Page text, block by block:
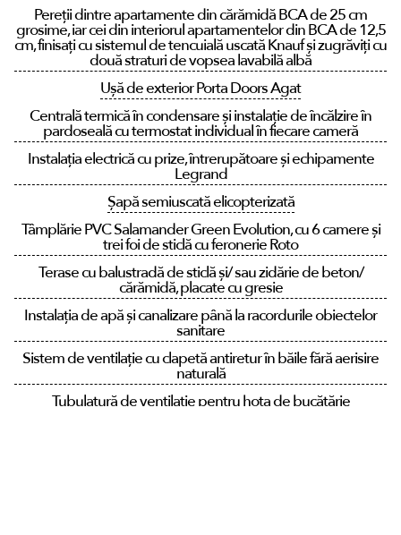
Pereții dintre apartamente din cărămidă BCA de 25 cm
grosime, iar cei din interiorul apartamentelor din BCA de 12,5
cm, finisați cu sistemul de tencuială uscată Knauf și zugrăviți cu
două straturi de vopsea lavabilă albă
Ușă de exterior Porta Doors Agat
Centrală termică în condensare și instalație de încălzire în
pardoseală cu termostat individual în fiecare cameră
Instalația electrică cu prize, întrerupătoare și echipamente
Legrand
Șapă semiuscată elicopterizată
Tâmplărie PVC Salamander Green Evolution, cu 6 camere și
trei foi de sticlă cu feronerie Roto
Terase cu balustradă de sticlă și/ sau zidărie de beton/
cărămidă, placate cu gresie
Instalația de apă și canalizare până la racordurile obiectelor
sanitare
Sistem de ventilație cu clapetă antiretur în băile fără aerisire
naturală
Tubulatură de ventilație pentru hota de bucătărie